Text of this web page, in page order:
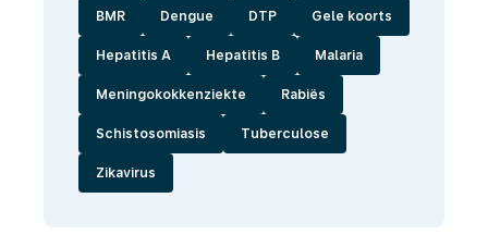
BMR Dengue DTP Gele koorts
Hepatitis A Hepatitis B Malaria
Meningokokkenziekte Rabiës
Schistosomiasis Tuberculose
Zikavirus